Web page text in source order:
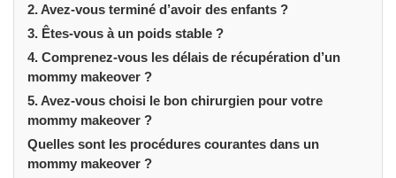
2. Avez-vous terminé d’avoir des enfants ?
3. Êtes-vous à un poids stable ?
4. Comprenez-vous les délais de récupération d’un
mommy makeover ?
5. Avez-vous choisi le bon chirurgien pour votre
mommy makeover ?
Quelles sont les procédures courantes dans un
mommy makeover ?